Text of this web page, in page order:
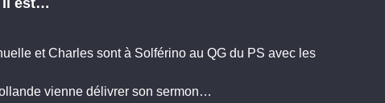
Il est…
et Charles sont à Solférino au QG du PS avec les
vienne délivrer son sermon…